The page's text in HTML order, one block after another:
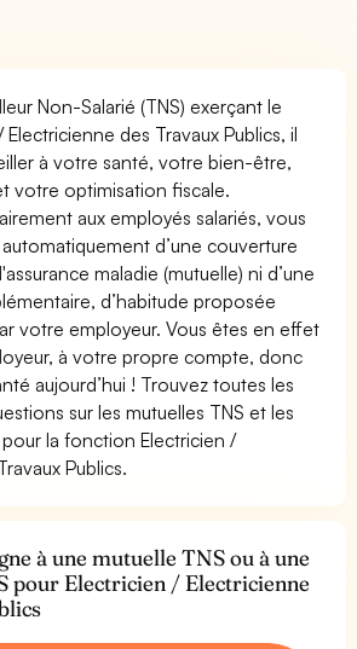
Non-Salarié (TNS) exerçant le
des Travaux Publics, il
à votre santé, votre bien-être,
votre optimisation fiscale.
aux employés salariés, vous
d’une couverture
maladie (mutuelle) ni d’une
d’habitude proposée
votre employeur. Vous êtes en effet
à votre propre compte, donc
aujourd’hui ! Trouvez toutes les
sur les mutuelles TNS et les
la fonction Electricien /
Publics.
à une mutuelle TNS ou à une
pour Electricien / Electricienne